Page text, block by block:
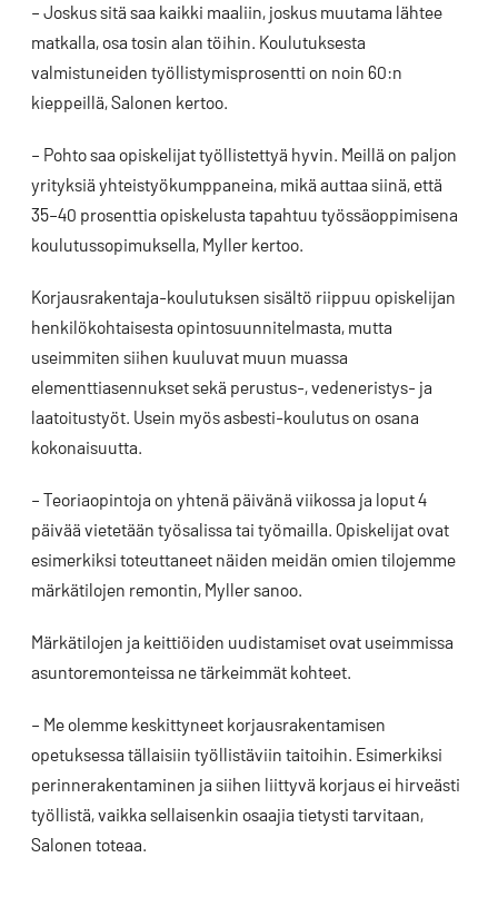
– Joskus sitä saa kaikki maaliin, joskus muutama lähtee
matkalla, osa tosin alan töihin. Koulutuksesta
valmistuneiden työllistymisprosentti on noin 60:n
kieppeillä, Salonen kertoo.
– Pohto saa opiskelijat työllistettyä hyvin. Meillä on paljon
yrityksiä yhteistyökumppaneina, mikä auttaa siinä, että
35–40 prosenttia opiskelusta tapahtuu työssäoppimisena
koulutussopimuksella, Myller kertoo.
Korjausrakentaja-koulutuksen sisältö riippuu opiskelijan
henkilökohtaisesta opintosuunnitelmasta, mutta
useimmiten siihen kuuluvat muun muassa
elementtiasennukset sekä perustus-, vedeneristys- ja
laatoitustyöt. Usein myös asbesti-koulutus on osana
kokonaisuutta.
– Teoriaopintoja on yhtenä päivänä viikossa ja loput 4
päivää vietetään työsalissa tai työmailla. Opiskelijat ovat
esimerkiksi toteuttaneet näiden meidän omien tilojemme
märkätilojen remontin, Myller sanoo.
Märkätilojen ja keittiöiden uudistamiset ovat useimmissa
asuntoremonteissa ne tärkeimmät kohteet.
– Me olemme keskittyneet korjausrakentamisen
opetuksessa tällaisiin työllistäviin taitoihin. Esimerkiksi
perinnerakentaminen ja siihen liittyvä korjaus ei hirveästi
työllistä, vaikka sellaisenkin osaajia tietysti tarvitaan,
Salonen toteaa.